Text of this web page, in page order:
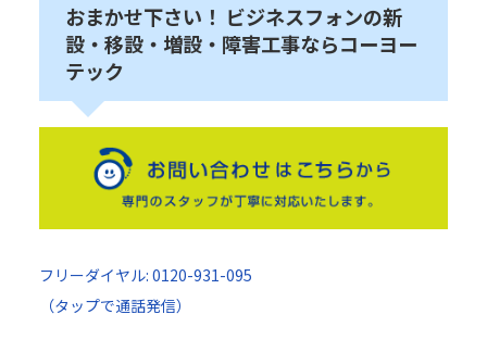
おまかせ下さい！ ビジネスフォンの新
設・移設・増設・障害工事ならコーヨー
テック
フリーダイヤル: 0120-931-095
（タップで通話発信）